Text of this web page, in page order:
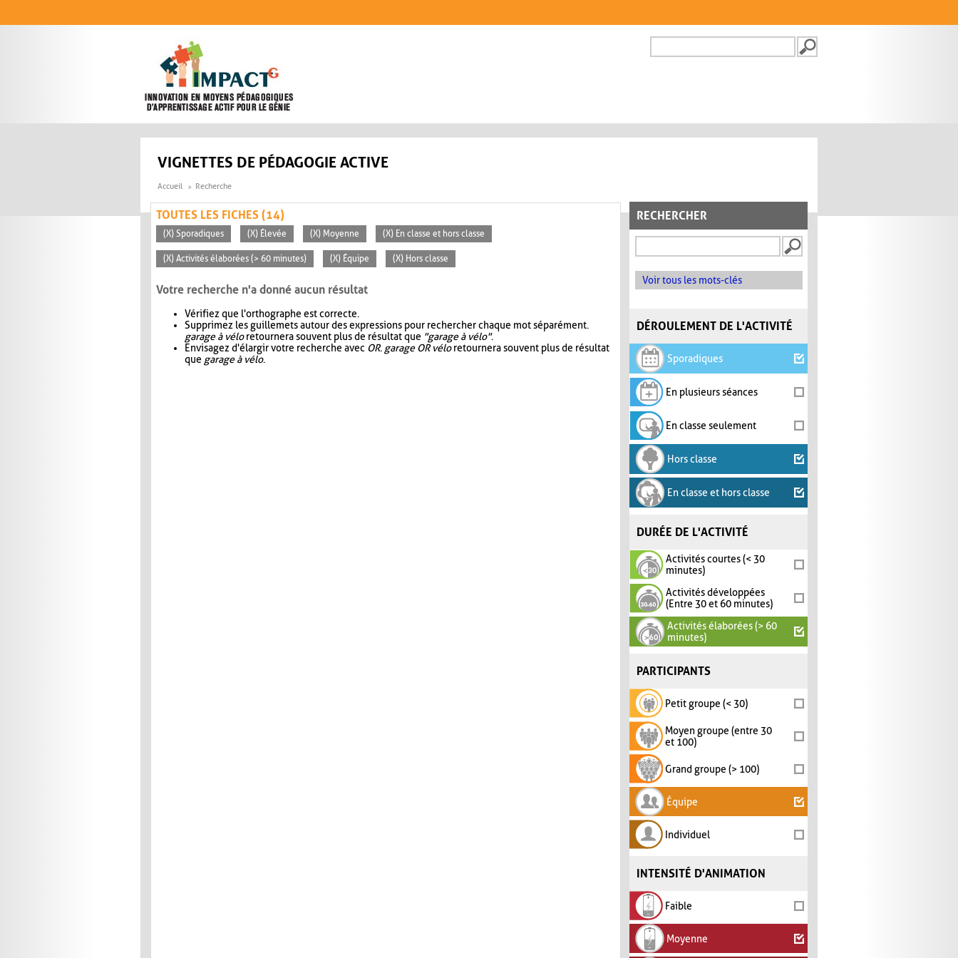
FORMULAIRE DE
VIGNETTES DE PÉDAGOGIE ACTIVE
Accueil Recherche
RECHERCHER
Voir tous les mots-clés
DÉROULEMENT DE L'ACTIVITÉ
Sporadiques
En plusieurs séances
En classe seulement
Hors classe
En classe et hors classe
DURÉE DE L'ACTIVITÉ
Activités courtes (< 30
minutes)
Activités développées
(Entre 30 et 60 minutes)
Activités élaborées (> 60
minutes)
PARTICIPANTS
Petit groupe (< 30)
Moyen groupe (entre 30
et 100)
Grand groupe (> 100)
Équipe
Individuel
INTENSITÉ D'ANIMATION
Faible
Moyenne
TOUTES LES FICHES (14)
(X) Sporadiques (X) Élevée (X) Moyenne (X) En classe et hors classe
(X) Activités élaborées (> 60 minutes) (X) Équipe (X) Hors classe
Votre recherche n'a donné aucun résultat
Vérifiez que l'orthographe est correcte.
Supprimez les guillemets autour des expressions pour rechercher chaque mot séparément.
garage à véloretournera souvent plus de résultat que "garage à vélo".
Envisagez d'élargir votre recherche avec OR. garage OR véloretournera souvent plus de résultat
que garage à vélo.